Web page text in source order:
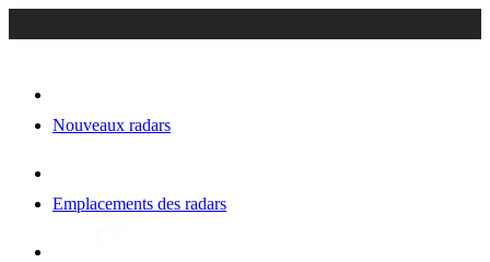
Nouveaux radars
Emplacements des radars